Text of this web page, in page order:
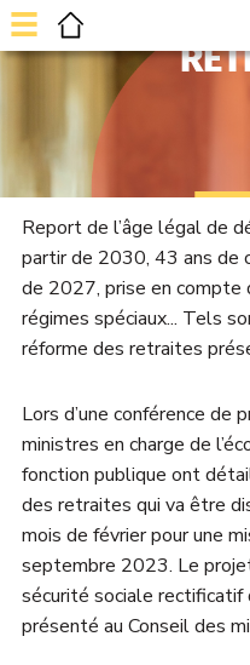
Report de l’âge légal de
partir de 2030, 43 ans de
de 2027, prise en compte
régimes spéciaux... Tels
réforme des retraites
Lors d’une conférence de
ministres en charge de
fonction publique ont
des retraites qui va être
mois de février pour une
septembre 2023. Le
sécurité sociale rectificatif
présenté au Conseil des